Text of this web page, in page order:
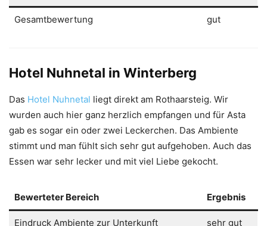
Gesamtbewertung gut
Hotel Nuhnetal in Winterberg
Das Hotel Nuhnetal liegt direkt am Rothaarsteig. Wir
wurden auch hier ganz herzlich empfangen und für Asta
gab es sogar ein oder zwei Leckerchen. Das Ambiente
stimmt und man fühlt sich sehr gut aufgehoben. Auch das
Essen war sehr lecker und mit viel Liebe gekocht.
Bewerteter Bereich Ergebnis
Eindruck Ambiente zur Unterkunft sehr gut